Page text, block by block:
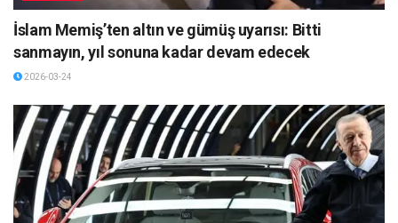
İslam Memiş’ten altın ve gümüş uyarısı: Bitti
sanmayın, yıl sonuna kadar devam edecek
2026-03-24